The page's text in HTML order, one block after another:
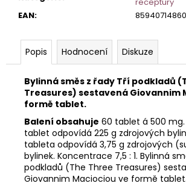
EAN:
Popis Hodnocení Diskuze
Bylinná směs z řady Tří podkladů
Treasures) sestavená Giovannim
formě tablet.
Balení obsahuje 60 tablet á 500 mg.
tablet odpovídá 225 g zdrojových
tableta odpovídá 3,75 g zdrojových
bylinek. Koncentrace 7,5 : 1. Bylinná
podkladů (The Three Treasures)
Giovannim Maciociou ve formě tablet.
m